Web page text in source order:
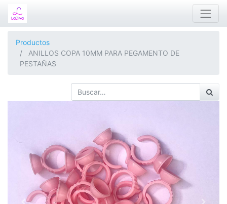
Productos
ANILLOS COPA 10MM PARA PEGAMENTO DE
PESTAÑAS